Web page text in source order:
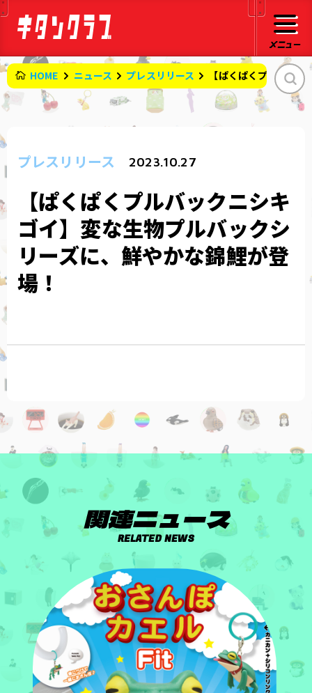
HOME ニュース プレスリリース 【ぱくぱくプルバッ
プレスリリース 2023.10.27
【ぱくぱくプルバックニシキ
ゴイ】変な生物プルバックシ
リーズに、鮮やかな錦鯉が登
場！
関連ニュース
RELATED NEWS